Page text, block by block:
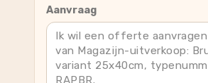
Aanvraag